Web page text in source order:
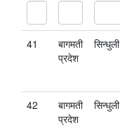
41
बागमती
प्रदेश
सिन्धुली
42
बागमती
प्रदेश
सिन्धुली